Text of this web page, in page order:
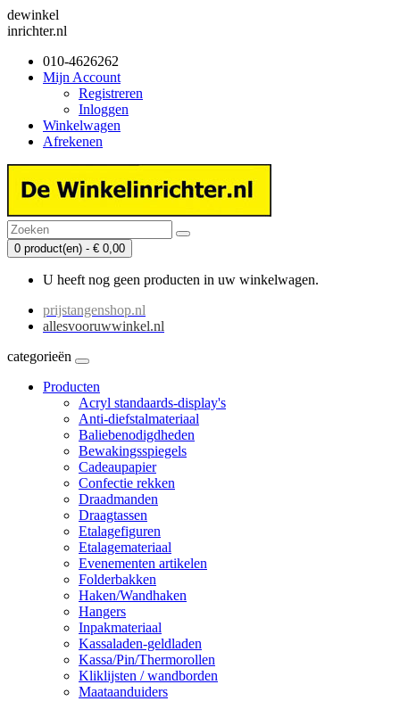
dewinkel
inrichter.nl
010-4626262
Mijn Account
Registreren
Inloggen
Winkelwagen
Afrekenen
0 product(en) - € 0,00
U heeft nog geen producten in uw winkelwagen.
prijstangenshop.nl
allesvooruwwinkel.nl
categorieën
Producten
Acryl standaards-display's
Anti-diefstalmateriaal
Baliebenodigdheden
Bewakingsspiegels
Cadeaupapier
Confectie rekken
Draadmanden
Draagtassen
Etalagefiguren
Etalagemateriaal
Evenementen artikelen
Folderbakken
Haken/Wandhaken
Hangers
Inpakmateriaal
Kassaladen-geldladen
Kassa/Pin/Thermorollen
Kliklijsten / wandborden
Maataanduiders